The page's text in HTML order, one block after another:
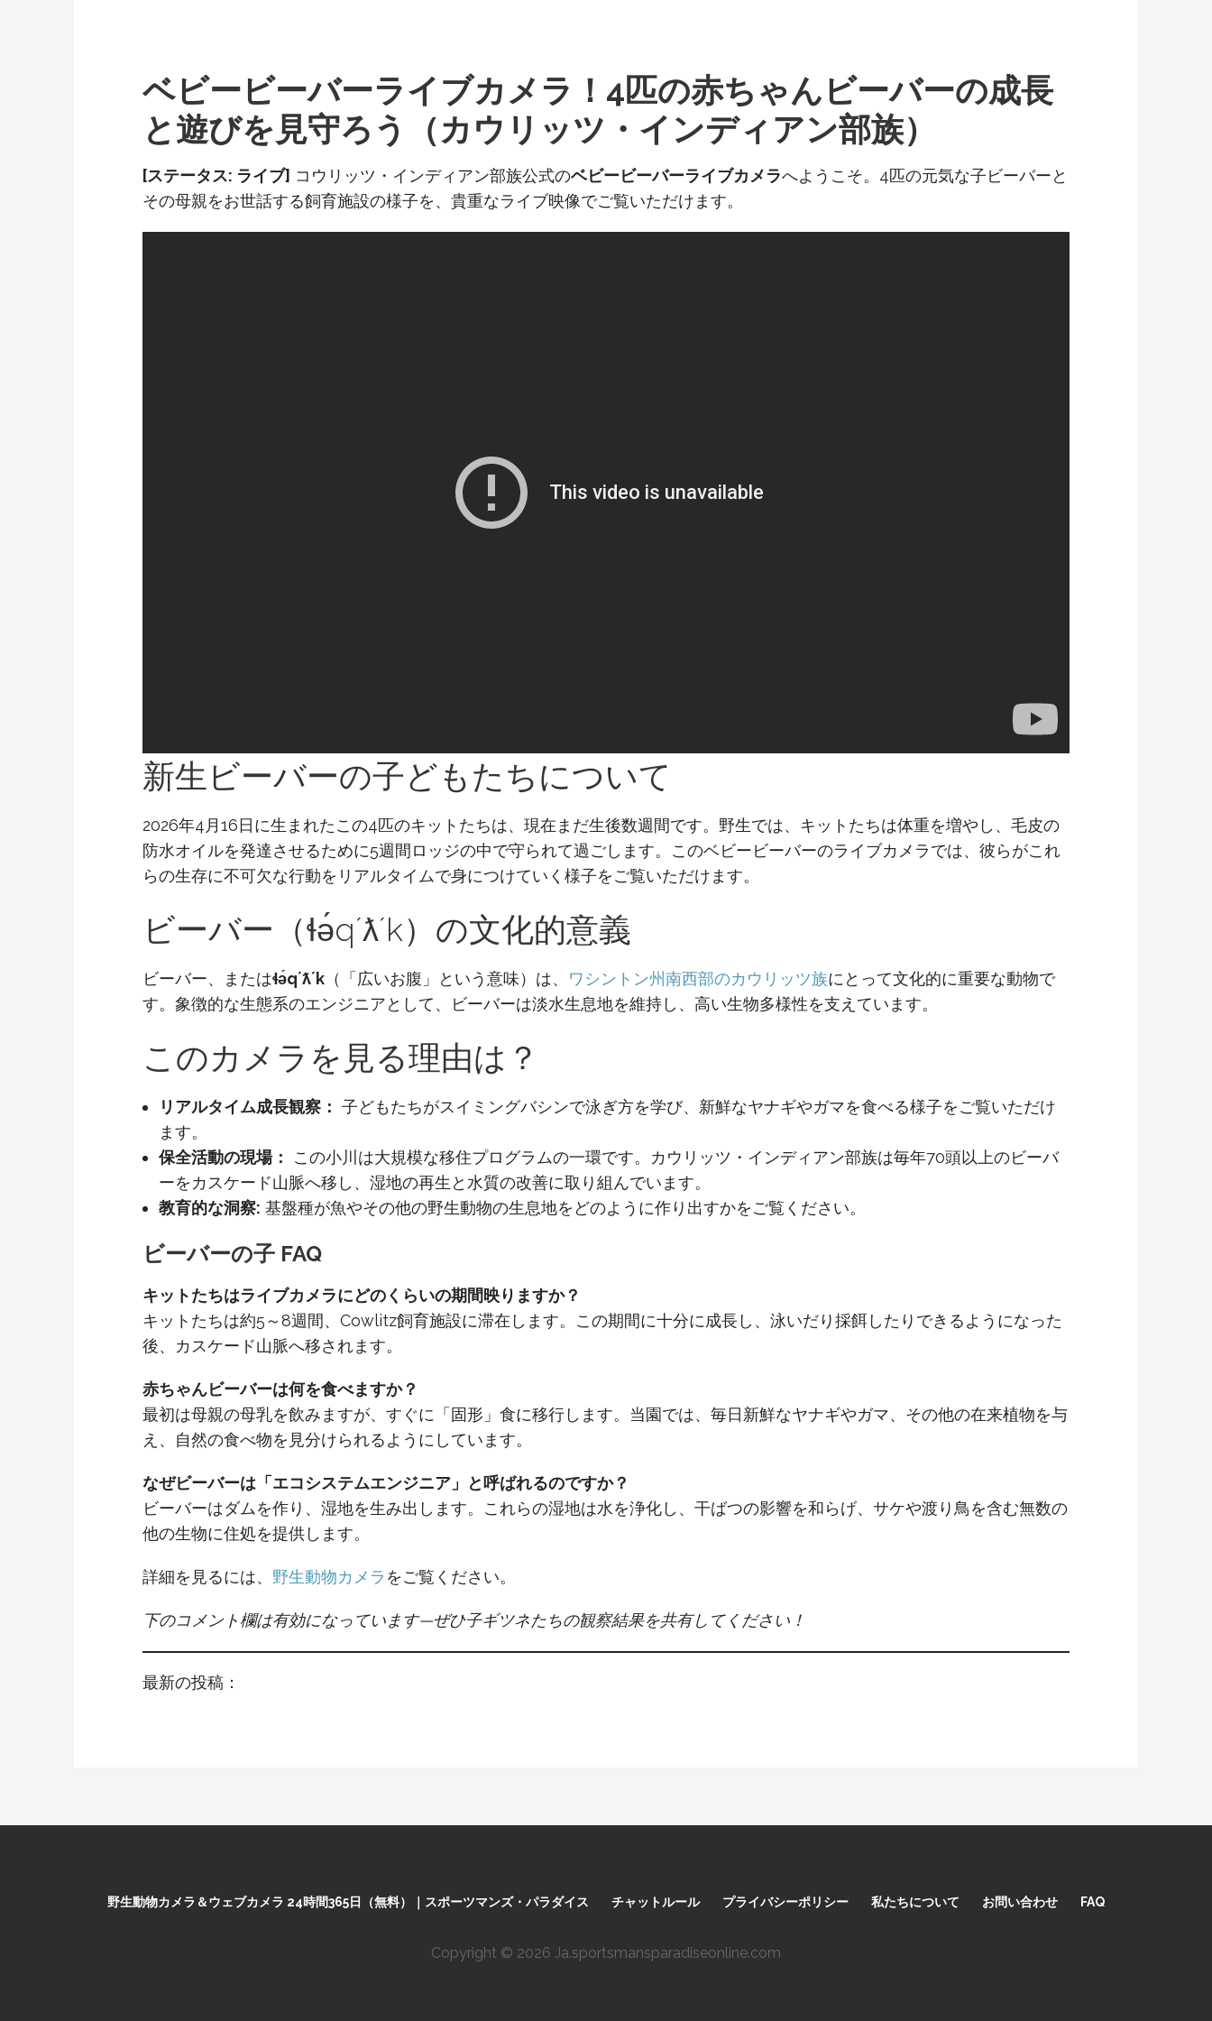
ベビービーバーライブカメラ！4匹の赤ちゃんビーバーの成長
と遊びを見守ろう（カウリッツ・インディアン部族）
[ステータス: ライブ] コウリッツ・インディアン部族公式のベビービーバーライブカメラへようこそ。4匹の元気な子ビーバーと
その母親をお世話する飼育施設の様子を、貴重なライブ映像でご覧いただけます。
新生ビーバーの子どもたちについて
2026年4月16日に生まれたこの4匹のキットたちは、現在まだ生後数週間です。野生では、キットたちは体重を増やし、毛皮の
防水オイルを発達させるために5週間ロッジの中で守られて過ごします。このベビービーバーのライブカメラでは、彼らがこれ
らの生存に不可欠な行動をリアルタイムで身につけていく様子をご覧いただけます。
ビーバー（ɬə́qʼƛʼk）の文化的意義
ビーバー、またはɬə́qʼƛʼk （「広いお腹」という意味）は、 ワシントン州南西部のカウリッツ族にとって文化的に重要な動物で
す。象徴的な生態系のエンジニアとして、ビーバーは淡水生息地を維持し、高い生物多様性を支えています。
このカメラを見る理由は？
リアルタイム成長観察： 子どもたちがスイミングバシンで泳ぎ方を学び、新鮮なヤナギやガマを食べる様子をご覧いただけ
ます。
保全活動の現場：
この小川は大規模な移住プログラムの一環です。カウリッツ・インディアン部族は毎年70頭以上のビーバ
ーをカスケード山脈へ移し、湿地の再生と水質の改善に取り組んでいます。
教育的な洞察: 基盤種が魚やその他の野生動物の生息地をどのように作り出すかをご覧ください。
ビーバーの子 FAQ
キットたちはライブカメラにどのくらいの期間映りますか？
キットたちは約5～8週間、Cowlitz飼育施設に滞在します。この期間に十分に成長し、泳いだり採餌したりできるようになった
後、カスケード山脈へ移されます。
赤ちゃんビーバーは何を食べますか？
最初は母親の母乳を飲みますが、すぐに「固形」食に移行します。当園では、毎日新鮮なヤナギやガマ、その他の在来植物を与
え、自然の食べ物を見分けられるようにしています。
なぜビーバーは「エコシステムエンジニア」と呼ばれるのですか？
ビーバーはダムを作り、湿地を生み出します。これらの湿地は水を浄化し、干ばつの影響を和らげ、サケや渡り鳥を含む無数の
他の生物に住処を提供します。
詳細を見るには、 野生動物カメラ をご覧ください。
下のコメント欄は有効になっています—ぜひ子ギツネたちの観察結果を共有してください！
最新の投稿：
野生動物カメラ＆ウェブカメラ 24時間365日（無料）｜スポーツマンズ・パラダイス チャットルール プライバシーポリシー 私たちについて お問い合わせ FAQ
Copyright © 2026 Ja.sportsmansparadiseonline.com